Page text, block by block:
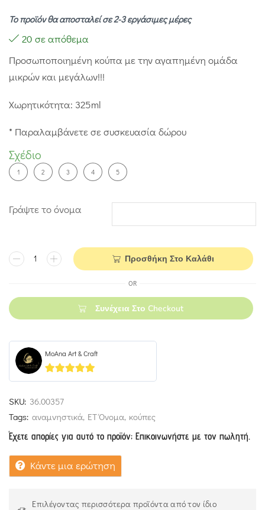
Το προϊόν θα αποσταλεί σε 2-3 εργάσιμες μέρες
20 σε απόθεμα
Προσωποποιημένη κούπα με την αγαπημένη ομάδα
μικρών και μεγάλων!!!
Χωρητικότητα: 325ml
* Παραλαμβάνετε σε συσκευασία δώρου
Σχέδιο
1 2 3 4 5
Γράψτε το όνομα
Προσθήκη Στο Καλάθι
OR
Συνέχεια Στο Checkout
MoAna Art & Craft
5out of 5
SKU: 36.00357
Tags: αναμνηστικά, ΕΤ Όνομα, κούπες
Έχετε απορίες για αυτό το προϊόν; Επικοινωνήστε με τον πωλητή.
Κάντε μια ερώτηση
Επιλέγοντας περισσότερα προϊόντα από τον ίδιο